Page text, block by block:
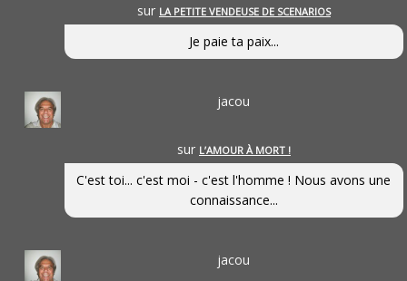
sur LA PETITE VENDEUSE DE SCENARIOS
Je paie ta paix...
jacou
sur L’AMOUR À MORT !
C'est toi... c'est moi - c'est l'homme ! Nous avons une
connaissance...
jacou